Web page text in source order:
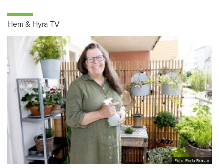
Hem & Hyra TV
Foto: Frida Ekman